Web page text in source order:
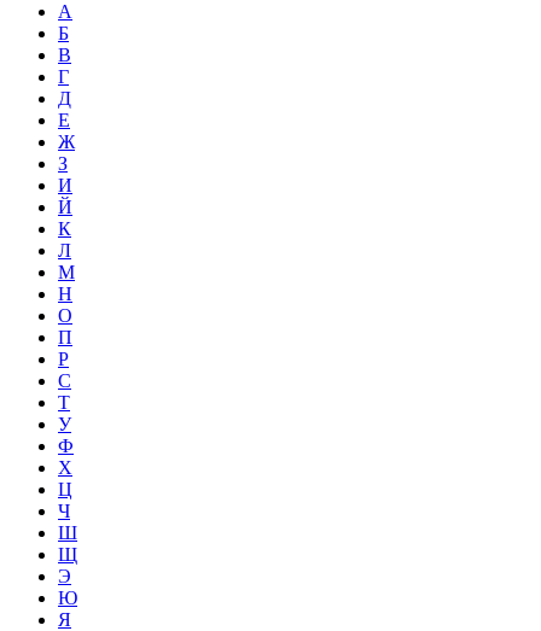
А
Б
В
Г
Д
Е
Ж
З
И
Й
К
Л
М
Н
О
П
Р
С
Т
У
Ф
Х
Ц
Ч
Ш
Щ
Э
Ю
Я